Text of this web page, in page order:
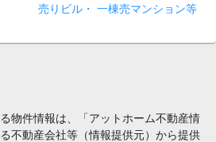
売りビル・ 一棟売マンション等
物件情報は、「アットホーム不動産情
不動産会社等（情報提供元）から提供